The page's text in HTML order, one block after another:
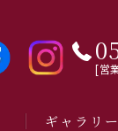
[営
ギャラリー